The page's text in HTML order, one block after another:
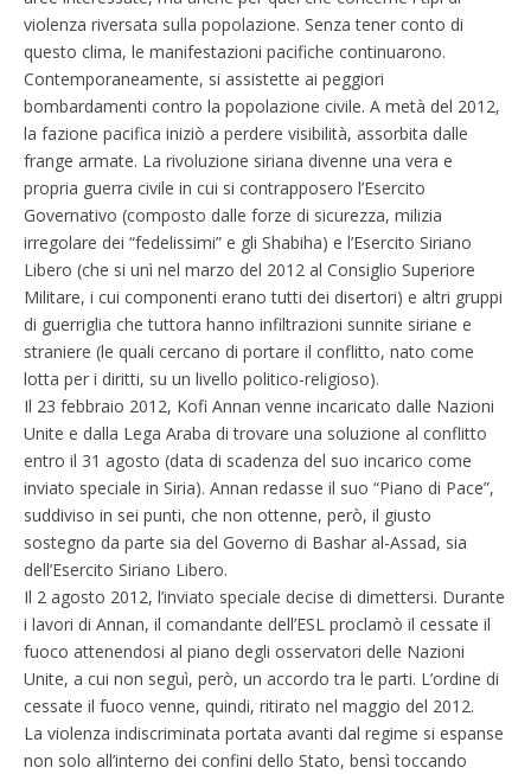
violenza riversata sulla popolazione. Senza tener conto di
questo clima, le manifestazioni pacifiche continuarono.
Contemporaneamente, si assistette ai peggiori
bombardamenti contro la popolazione civile. A metà del 2012,
la fazione pacifica iniziò a perdere visibilità, assorbita dalle
frange armate. La rivoluzione siriana divenne una vera e
propria guerra civile in cui si contrapposero l’Esercito
Governativo (composto dalle forze di sicurezza, milizia
irregolare dei “fedelissimi” e gli Shabiha) e l’Esercito Siriano
Libero (che si unì nel marzo del 2012 al Consiglio Superiore
Militare, i cui componenti erano tutti dei disertori) e altri gruppi
di guerriglia che tuttora hanno infiltrazioni sunnite siriane e
straniere (le quali cercano di portare il conflitto, nato come
lotta per i diritti, su un livello politico-religioso).
Il 23 febbraio 2012, Kofi Annan venne incaricato dalle Nazioni
Unite e dalla Lega Araba di trovare una soluzione al conflitto
entro il 31 agosto (data di scadenza del suo incarico come
inviato speciale in Siria). Annan redasse il suo “Piano di Pace”,
suddiviso in sei punti, che non ottenne, però, il giusto
sostegno da parte sia del Governo di Bashar al-Assad, sia
dell’Esercito Siriano Libero.
Il 2 agosto 2012, l’inviato speciale decise di dimettersi. Durante
i lavori di Annan, il comandante dell’ESL proclamò il cessate il
fuoco attenendosi al piano degli osservatori delle Nazioni
Unite, a cui non seguì, però, un accordo tra le parti. L’ordine di
cessate il fuoco venne, quindi, ritirato nel maggio del 2012.
La violenza indiscriminata portata avanti dal regime si espanse
non solo all’interno dei confini dello Stato, bensì toccando